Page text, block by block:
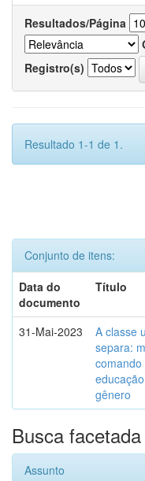
Resultados/Página
Registro(s)
Resultado 1-1 de 1.
Conjunto de itens:
Data do
documento
Título
31-Mai-2023
A classe
separa:
gênero
Busca facetada
Assunto